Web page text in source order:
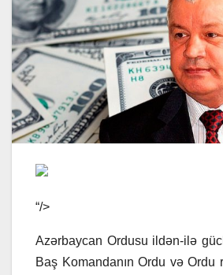
“/>
Azərbaycan Ordusu ildən-ilə
Baş Komandanın Ordu və Ordu